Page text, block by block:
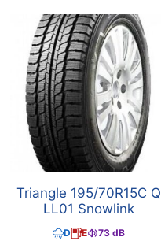
Triangle 195/70R15C Q
LL01 Snowlink
D E 73 dB